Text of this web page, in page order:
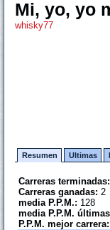
Mi, yo, yo
whisky77
Resumen Ultimas
Carreras terminadas:
Carreras ganadas: 2
media P.P.M.: 128
media P.P.M.
P.P.M. mejor carrera: